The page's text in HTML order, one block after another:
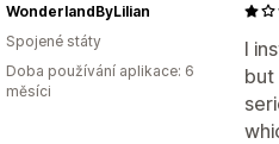
I
but
WonderlandByLilian
Spojené státy
Doba používání aplikace: 6
měsíci